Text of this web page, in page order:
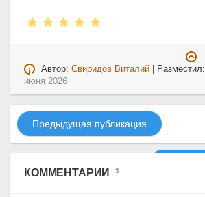
Автор:Свиридов Виталий | Разместил:
июня 2026
Предыдущая публикация
КОММЕНТАРИИ 3